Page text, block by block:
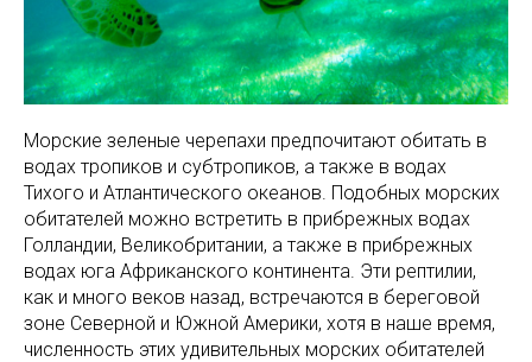
Морские зеленые черепахи предпочитают обитать в
водах тропиков и субтропиков, а также в водах
Тихого и Атлантического океанов. Подобных морских
обитателей можно встретить в прибрежных водах
Голландии, Великобритании, а также в прибрежных
водах юга Африканского континента. Эти рептилии,
как и много веков назад, встречаются в береговой
зоне Северной и Южной Америки, хотя в наше время,
численность этих удивительных морских обитателей